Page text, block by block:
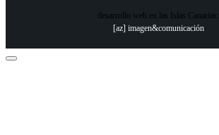
desarrollo web en las Islas Canarias:
[az] imagen&comunicación